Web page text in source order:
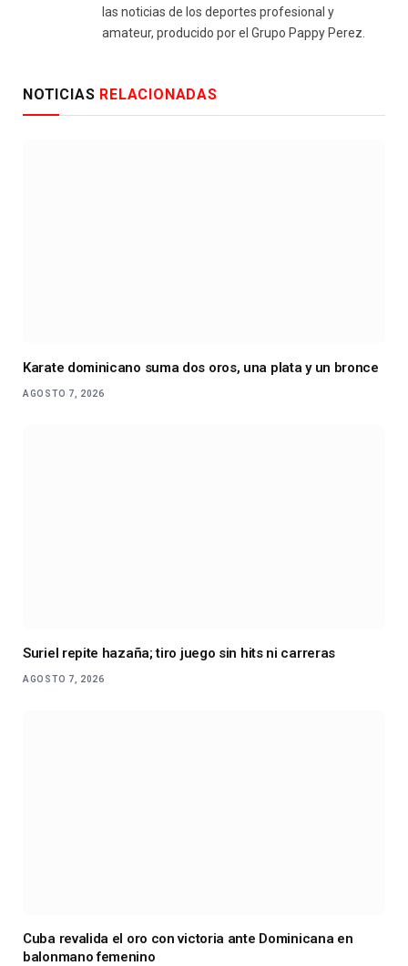
las noticias de los deportes profesional y
amateur, producido por el Grupo Pappy Perez.
NOTICIAS RELACIONADAS
Karate dominicano suma dos oros, una plata y un bronce
AGOSTO 7, 2026
Suriel repite hazaña; tiro juego sin hits ni carreras
AGOSTO 7, 2026
Cuba revalida el oro con victoria ante Dominicana en
balonmano femenino